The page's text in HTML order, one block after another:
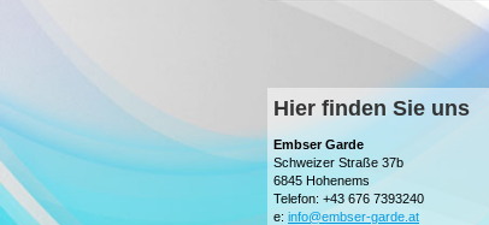
Hier finden Sie uns
Embser Garde
Schweizer Straße 37b
6845 Hohenems
Telefon: +43 676 7393240
e: info@embser-garde.at